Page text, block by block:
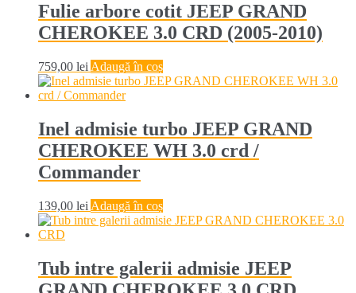
Fulie arbore cotit JEEP GRAND
CHEROKEE 3.0 CRD (2005-2010)
759,00 lei Adaugă în coș
Inel admisie turbo JEEP GRAND
CHEROKEE WH 3.0 crd /
Commander
139,00 lei Adaugă în coș
Tub intre galerii admisie JEEP